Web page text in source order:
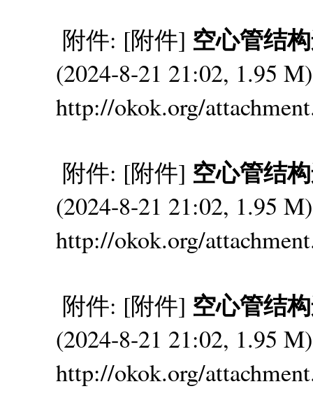
附件: [附件] 空心管结
(2024-8-21 21:02, 1.95
http://okok.org/
附件: [附件] 空心管结
(2024-8-21 21:02, 1.95
http://okok.org/
附件: [附件] 空心管结
(2024-8-21 21:02, 1.95
http://okok.org/